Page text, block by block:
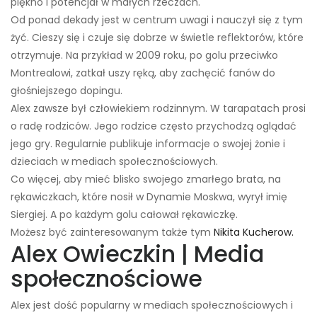
Od ponad dekady jest w centrum uwagi i nauczył się z tym
żyć. Cieszy się i czuje się dobrze w świetle reflektorów, które
otrzymuje. Na przykład w 2009 roku, po golu przeciwko
Montrealowi, zatkał uszy ręką, aby zachęcić fanów do
głośniejszego dopingu.
Alex zawsze był człowiekiem rodzinnym. W tarapatach prosi
o radę rodziców. Jego rodzice często przychodzą oglądać
jego gry. Regularnie publikuje informacje o swojej żonie i
dzieciach w mediach społecznościowych.
Co więcej, aby mieć blisko swojego zmarłego brata, na
rękawiczkach, które nosił w Dynamie Moskwa, wyrył imię
Siergiej. A po każdym golu całował rękawiczkę.
Możesz być zainteresowanym także tym Nikita Kucherow.
Alex Owieczkin | Media
społecznościowe
Alex jest dość popularny w mediach społecznościowych i